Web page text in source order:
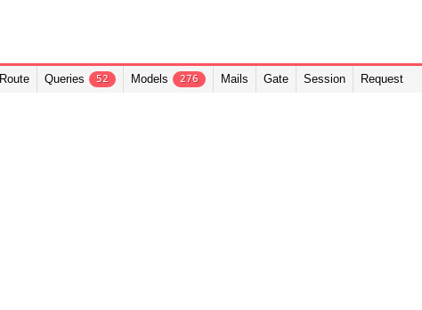
Route Queries 52 Models 276 Mails Gate Session Request